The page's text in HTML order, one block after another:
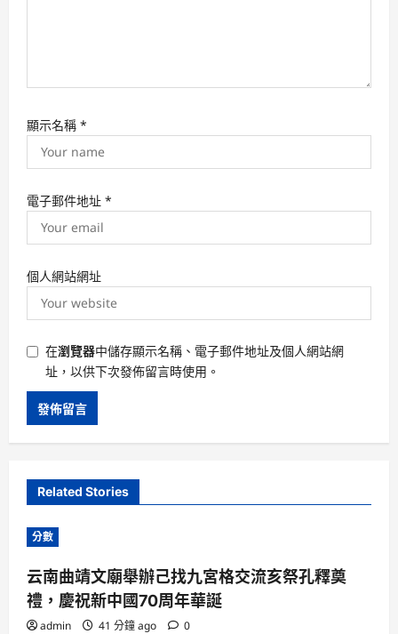
顯示名稱 *
電子郵件地址 *
個人網站網址
在瀏覽器中儲存顯示名稱、電子郵件地址及個人網站網
址，以供下次發佈留言時使用。
Related Stories
分數
云南曲靖文廟舉辦己找九宮格交流亥祭孔釋奠
禮，慶祝新中國70周年華誕
admin 41 分鐘 ago 0